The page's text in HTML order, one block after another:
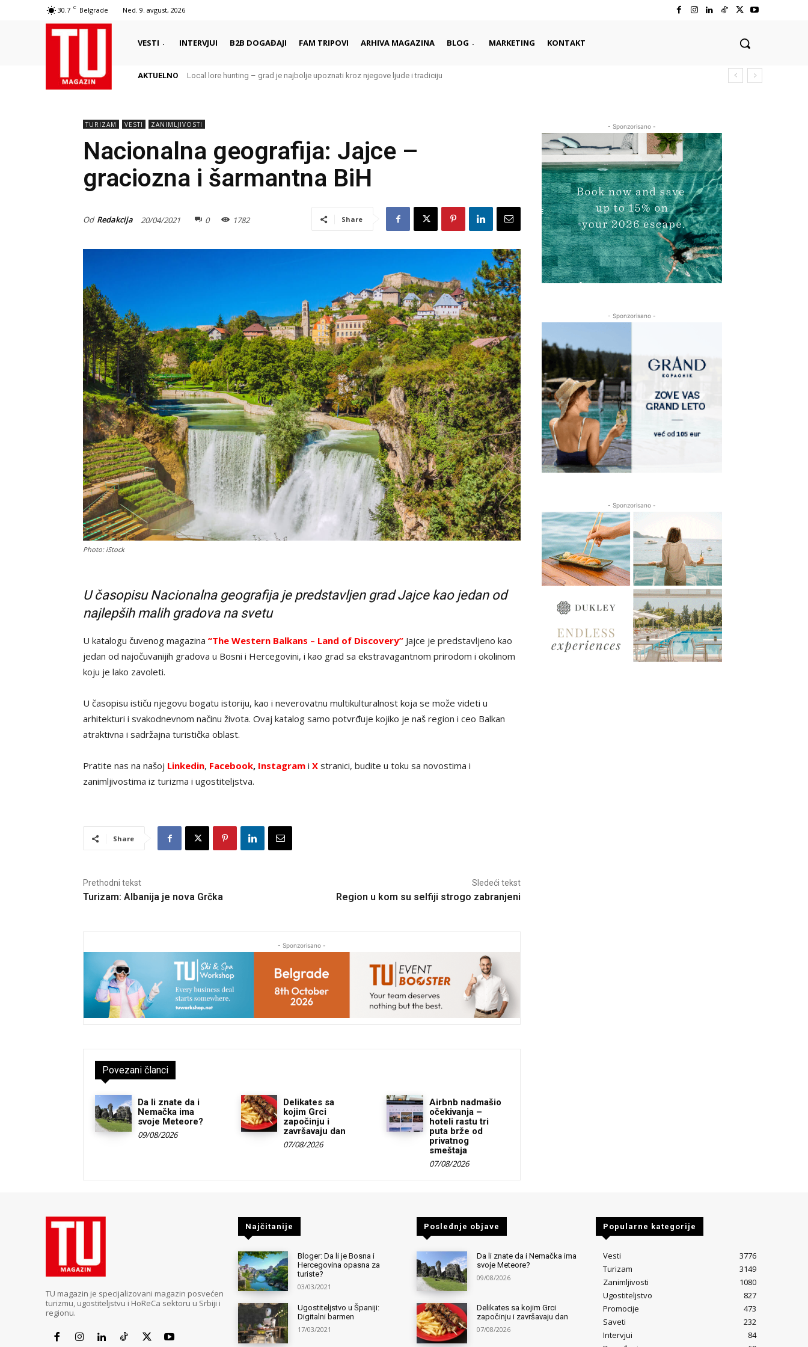
30.7 C Belgrade Ned. 9. avgust, 2026
VESTI INTERVJUI B2B DOGAĐAJI FAM TRIPOVI ARHIVA MAGAZINA BLOG MARKETING KONTAKT
AKTUELNO Local lore hunting – grad je najbolje upoznati kroz njegove ljude i tradiciju
TURIZAM VESTI ZANIMLJIVOSTI
Nacionalna geografija: Jajce –
graciozna i šarmantna BiH
Od Redakcija 20/04/2021 0 1782 Share
Photo: iStock
U časopisu Nacionalna geografija je predstavljen grad Jajce kao jedan od
najlepših malih gradova na svetu
U katalogu čuvenog magazina “The Western Balkans – Land of Discovery” Jajce je predstavljeno kao
jedan od najočuvanijih gradova u Bosni i Hercegovini, i kao grad sa ekstravagantnom prirodom i okolinom
koju je lako zavoleti.
U časopisu ističu njegovu bogatu istoriju, kao i neverovatnu multikulturalnost koja se može videti u
arhitekturi i svakodnevnom načinu života. Ovaj katalog samo potvrđuje kojiko je naš region i ceo Balkan
atraktivna i sadržajna turistička oblast.
Pratite nas na našoj Linkedin, Facebook, Instagram i X stranici, budite u toku sa novostima i
zanimljivostima iz turizma i ugostiteljstva.
Share
Prethodni tekst
Turizam: Albanija je nova Grčka
Sledeći tekst
Region u kom su selfiji strogo zabranjeni
- Sponzorisano -
Povezani članci
Da li znate da i
Nemačka ima
svoje Meteore?
09/08/2026
Delikates sa
kojim Grci
započinju i
završavaju dan
07/08/2026
Airbnb nadmašio
očekivanja –
hoteli rastu tri
puta brže od
privatnog
smeštaja
07/08/2026
- Sponzorisano -
- Sponzorisano -
- Sponzorisano -
TU magazin je specijalizovani magazin posvećen
turizmu, ugostiteljstvu i HoReCa sektoru u Srbiji i
regionu.
Najčitanije
Bloger: Da li je Bosna i
Hercegovina opasna za
turiste?
03/03/2021
Ugostiteljstvo u Španiji:
Digitalni barmen
17/03/2021
Poslednje objave
Da li znate da i Nemačka ima
svoje Meteore?
09/08/2026
Delikates sa kojim Grci
započinju i završavaju dan
07/08/2026
Popularne kategorije
Vesti
3776
Turizam
3149
Zanimljivosti
1080
Ugostiteljstvo
827
Promocije
473
Saveti
232
Intervjui
84